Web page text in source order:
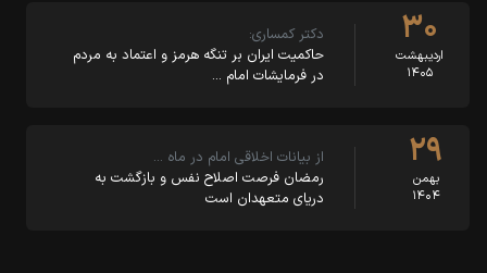
۳۰
اردیبهشت
۱۴۰۵
دکتر کمساری:
حاکمیت ایران بر تنگه هرمز و اعتماد به مردم
در فرمایشات امام …
۲۹
بهمن
۱۴۰۴
از بیانات اخلاقی امام در ماه …
رمضان فرصت اصلاح نفس و بازگشت به
دریای متعهدان است